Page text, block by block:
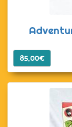
85,00€